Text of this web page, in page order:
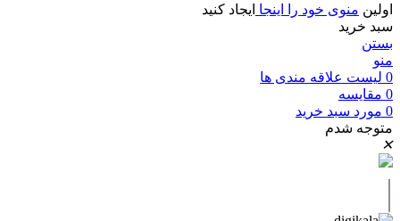
اولین منوی خود را اینجا ایجاد کنید
سبد خرید
بستن
منو
0 لیست علاقه مندی ها
0 مقايسه
0 مورد سبد خرید
متوجه شدم
✕
|